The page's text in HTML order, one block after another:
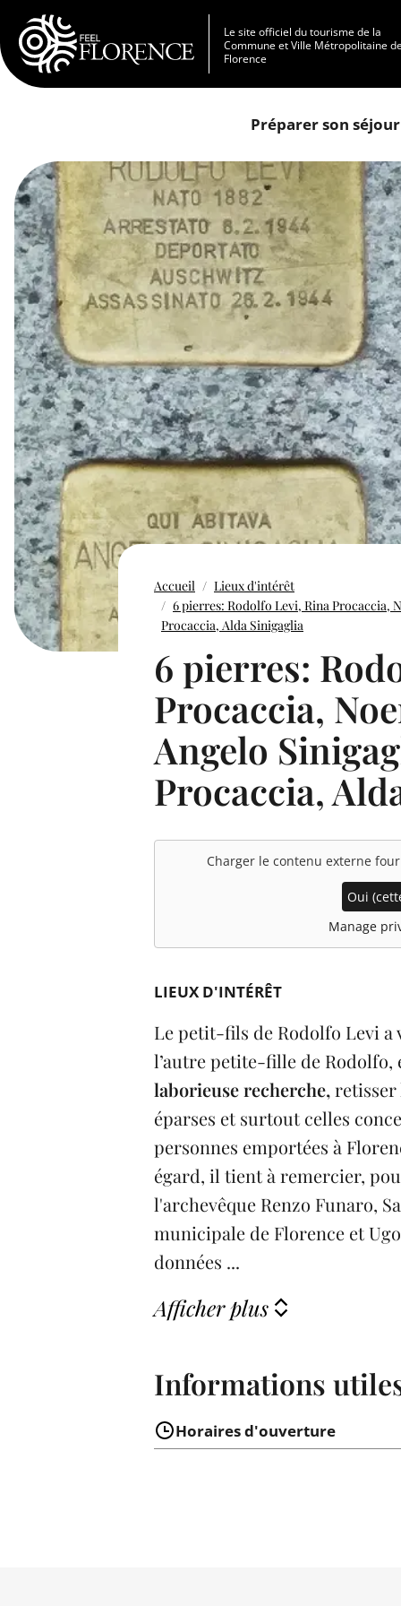
Aller au contenu principal
Le site officiel du tourisme de la
Commune et Ville Métropolitaine
Florence
Préparer son séjour
Accueil
Lieux d'intérêt
6 pierres: Rodolfo Levi, Rina Procaccia,
Procaccia, Alda Sinigaglia
6 pierres:
Procaccia,
Angelo
Procaccia,
Charger le contenu externe
Oui
Manage
LIEUX D'INTÉRÊT
Le petit-fils de Rodolfo Levi a
l’autre petite-fille de Rodolfo,
laborieuse recherche,retisser
éparses et surtout celles
personnes emportées à
égard, il tient à remercier,
l'archevêque Renzo Funaro,
municipale de Florence et
données ...
Afficher plus
Informations
Horaires d'ouverture